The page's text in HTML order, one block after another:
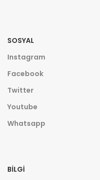
SOSYAL
Instagram
Facebook
Twitter
Youtube
Whatsapp
BILGI